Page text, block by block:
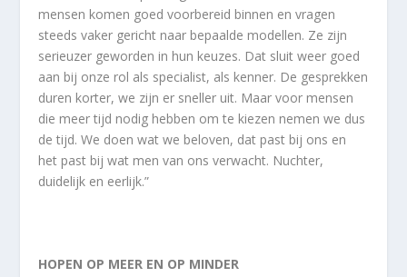
mensen komen goed voorbereid binnen en vragen
steeds vaker gericht naar bepaalde modellen. Ze zijn
serieuzer geworden in hun keuzes. Dat sluit weer goed
aan bij onze rol als specialist, als kenner. De gesprekken
duren korter, we zijn er sneller uit. Maar voor mensen
die meer tijd nodig hebben om te kiezen nemen we dus
de tijd. We doen wat we beloven, dat past bij ons en
het past bij wat men van ons verwacht. Nuchter,
duidelijk en eerlijk.”
HOPEN OP MEER EN OP MINDER